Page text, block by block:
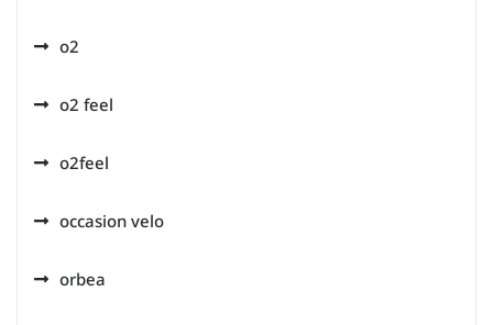
o2
o2 feel
o2feel
occasion velo
orbea